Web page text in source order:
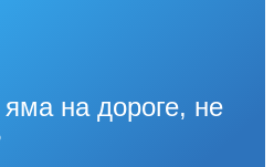
на дороге, не